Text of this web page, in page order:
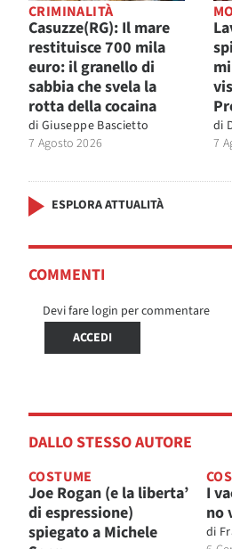
CRIMINALITÀ
Casuzze(RG): Il mare
restituisce 700 mila
euro: il granello di
sabbia che svela la
rotta della cocaina
di Giuseppe Bascietto
7 Agosto 2026
di
7
ESPLORA ATTUALITÀ
COMMENTI
Devi fare login per commentare
ACCEDI
DALLO STESSO AUTORE
COSTUME
Joe Rogan (e la liberta’
di espressione)
spiegato a Michele
I
no
di